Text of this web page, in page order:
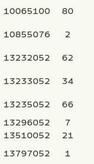
10065100
80
10855076
2
13232052
62
13233052
34
13235052
66
13296052
7
13510052
21
13797052
1